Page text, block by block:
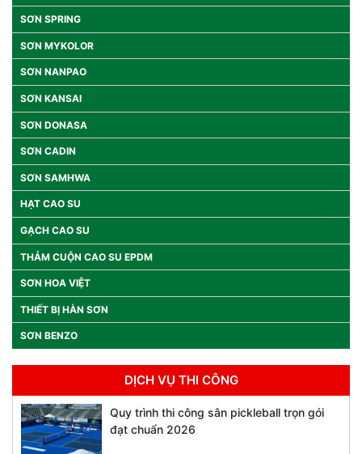
SƠN SPRING
SƠN MYKOLOR
SƠN NANPAO
SƠN KANSAI
SƠN DONASA
SƠN CADIN
SƠN SAMHWA
HẠT CAO SU
GẠCH CAO SU
THẢM CUỘN CAO SU EPDM
SƠN HOA VIỆT
THIẾT BỊ HÀN SƠN
SƠN BENZO
DỊCH VỤ THI CÔNG
Quy trình thi công sân pickleball trọn gói
đạt chuẩn 2026